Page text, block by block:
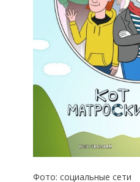
Фото: социальные сети